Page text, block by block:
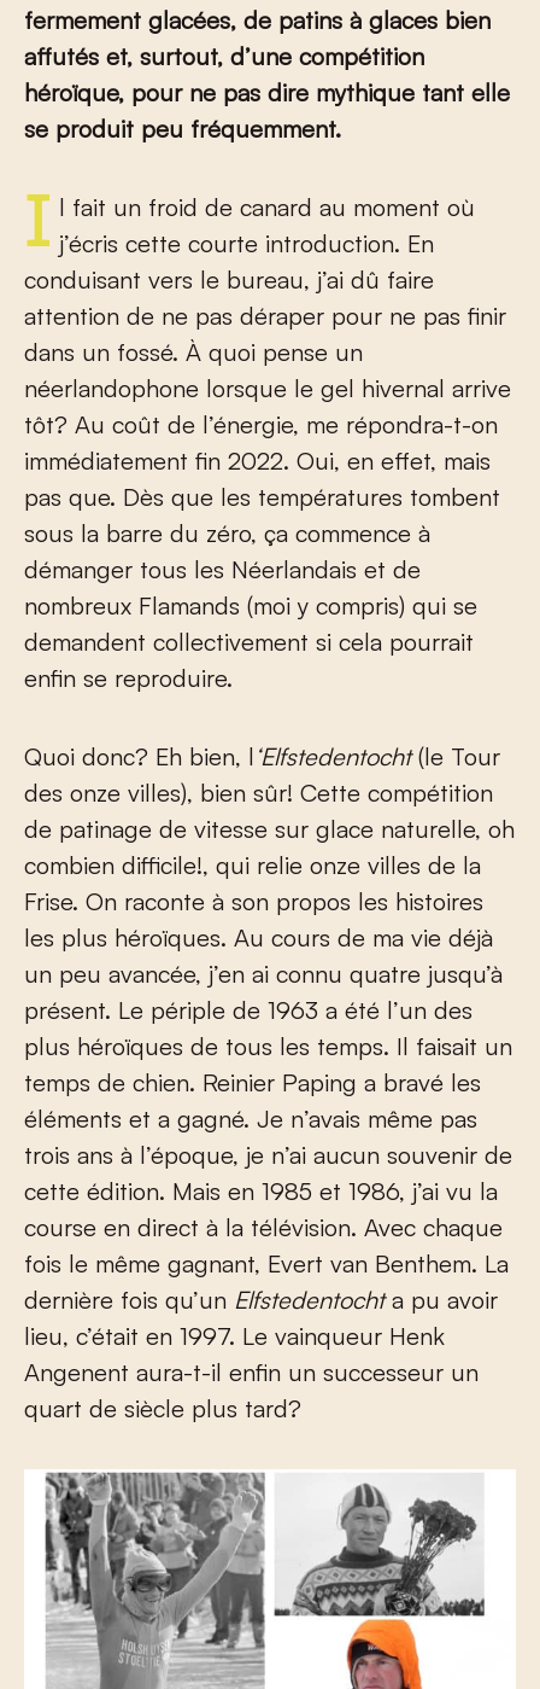
fermement glacées, de patins à glaces bien
affutés et, surtout, d’une compétition
héroïque, pour ne pas dire mythique tant elle
se produit peu fréquemment.
Il fait un froid de canard au moment où j’écris cette courte introduction. En
conduisant vers le bureau, j’ai dû faire
attention de ne pas déraper pour ne pas finir
dans un fossé. À quoi pense un
néerlandophone lorsque le gel hivernal arrive
tôt? Au coût de l’énergie, me répondra-t-on
immédiatement fin 2022. Oui, en effet, mais
pas que. Dès que les températures tombent
sous la barre du zéro, ça commence à
démanger tous les Néerlandais et de
nombreux Flamands (moi y compris) qui se
demandent collectivement si cela pourrait
enfin se reproduire.
Quoi donc? Eh bien, l ‘Elfstedentocht(le Tour
des onze villes), bien sûr! Cette compétition
de patinage de vitesse sur glace naturelle, oh
combien difficile!, qui relie onze villes de la
Frise. On raconte à son propos les histoires
les plus héroïques. Au cours de ma vie déjà
un peu avancée, j’en ai connu quatre jusqu’à
présent. Le périple de 1963 a été l’un des
plus héroïques de tous les temps. Il faisait un
temps de chien. Reinier Paping a bravé les
éléments et a gagné. Je n’avais même pas
trois ans à l’époque, je n’ai aucun souvenir de
cette édition. Mais en 1985 et 1986, j’ai vu la
course en direct à la télévision. Avec chaque
fois le même gagnant, Evert van Benthem. La
dernière fois qu’un Elfstedentochta pu avoir
lieu, c’était en 1997. Le vainqueur Henk
Angenent aura-t-il enfin un successeur un
quart de siècle plus tard?